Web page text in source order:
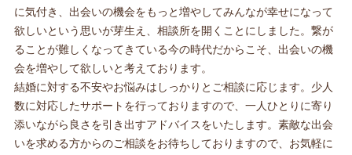
に気付き、出会いの機会をもっと増やしてみんなが幸せになって
欲しいという思いが芽生え、相談所を開くことにしました。繋が
ることが難しくなってきている今の時代だからこそ、出会いの機
会を増やして欲しいと考えております。
結婚に対する不安やお悩みはしっかりとご相談に応じます。少人
数に対応したサポートを行っておりますので、一人ひとりに寄り
添いながら良さを引き出すアドバイスをいたします。素敵な出会
いを求める方からのご相談をお待ちしておりますので、お気軽に